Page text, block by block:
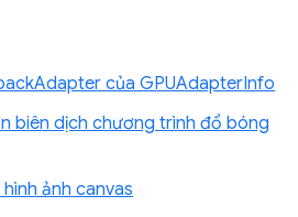
của GPUAdapterInfo
biên dịch chương trình đổ bóng
ảnh canvas